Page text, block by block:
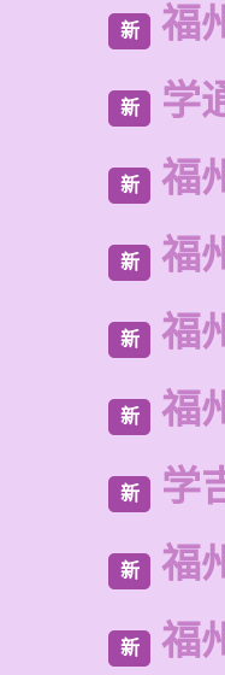
新 福
新 学
新 福
新 福
新 福
新 福
新 学
新 福
新 福